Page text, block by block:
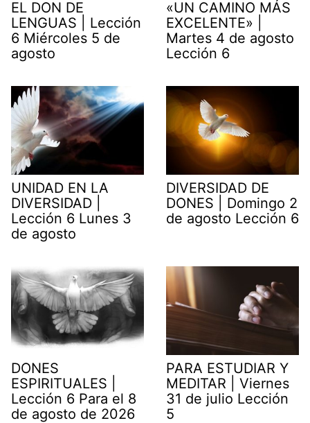
EL DON DE
LENGUAS | Lección
6 Miércoles 5 de
agosto
«UN CAMINO MÁS
EXCELENTE» |
Martes 4 de agosto
Lección 6
UNIDAD EN LA
DIVERSIDAD |
Lección 6 Lunes 3
de agosto
DIVERSIDAD DE
DONES | Domingo 2
de agosto Lección 6
DONES
ESPIRITUALES |
Lección 6 Para el 8
de agosto de 2026
PARA ESTUDIAR Y
MEDITAR | Viernes
31 de julio Lección
5